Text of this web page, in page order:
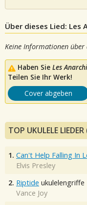
Über dieses Lied: Les
Keine Informationen über
Haben Sie Les
Teilen Sie Ihr Werk!
Cover abgeben
TOP UKULELE
1. Can't Help Falling In
Elvis Presley
2. Riptide ukulelengriffe
Vance Joy